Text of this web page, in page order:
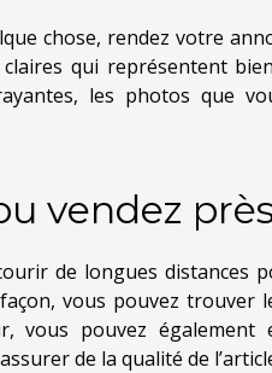
chose, rendez votre
qui représentent
les photos que
vendez
de longues distances
vous pouvez
vous pouvez
de la qualité de